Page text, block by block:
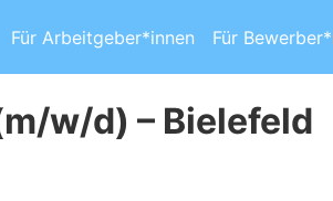
Für Arbeitgeber*innen Für
w/d) – Bielefeld